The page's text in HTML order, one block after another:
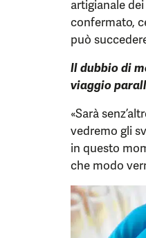
artigianale
confermato,
può
Il dubbio di
viaggio
«Sarà
vedremo gli
in questo
che modo